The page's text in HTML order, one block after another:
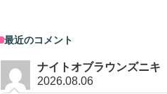
最近のコメント
ナイトオブラウンズニキ
2026.08.06